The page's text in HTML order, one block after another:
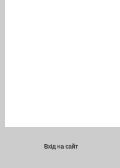
Вхід на сайт